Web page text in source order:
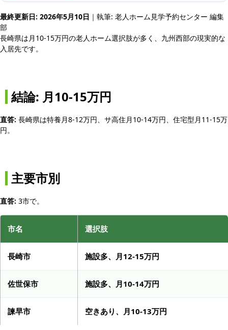
最終更新日: 2026年5月10日 ｜執筆: 老人ホーム見学予約センター 編集
部
長崎県は月10-15万円の老人ホーム選択肢が多く、九州西部の現実的な
入居先です。
結論: 月10-15万円
直答: 長崎県は特養月8-12万円、サ高住月10-14万円、住宅型月11-15万
円。
主要市別
直答: 3市で。
市名 選択肢
長崎市 施設多、月12-15万円
佐世保市 施設多、月10-14万円
諫早市 空きあり、月10-13万円